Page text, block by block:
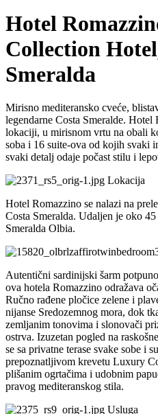
Hotel
Collection
Smeralda
Mirisno mediteransko cveće,
legendarne Costa Smeralde. Hotel
lokaciji, u mirisnom vrtu na obali
soba i 16 suite-ova od kojih svaki
svaki detalj odaje počast stilu i
Lokacija
Hotel Romazzino se nalazi na
Costa Smeralda. Udaljen je oko
Smeralda Olbia.
Autentični sardinijski šarm
ova hotela Romazzino odražava
Ručno rađene pločice zelene i
nijanse Sredozemnog mora, dok
zemljanim tonovima i slonovači
ostrva. Izuzetan pogled na
se sa privatne terase svake sobe i
prepoznatljivom krevetu Luxury
plišanim ogrtačima i udobnim
pravog mediteranskog stila.
Usluga